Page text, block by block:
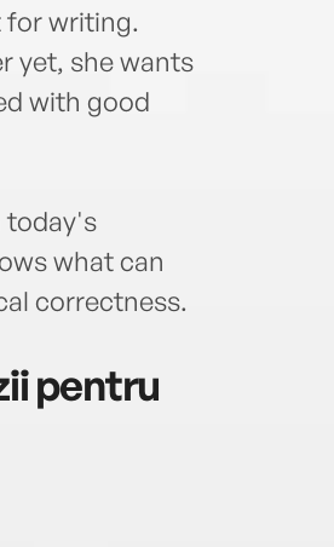
for writing.
yet, she wants
with good
today's
what can
correctness.
pentru